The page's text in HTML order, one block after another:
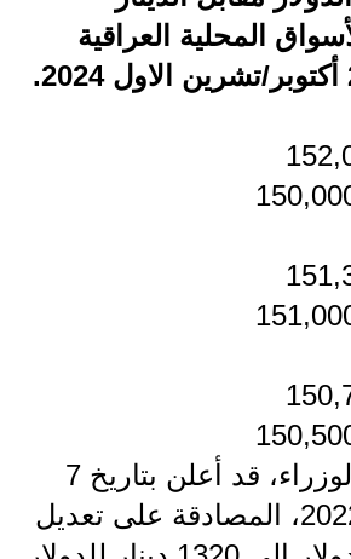
الاخبار الاقتصادية
الاخبار الرياضية
اسئلة وزارية
المرحلة الابتدائية
المحلية العراقية
وكان مجلس الوزراء، قد أعلن بتاريخ 7
شباط/فبراير 2022، المصادقة على تعديل